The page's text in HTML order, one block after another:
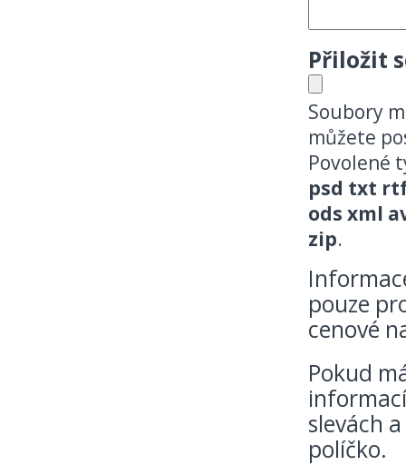
Přiložit
Soubory
můžete
Povolené
psd txt
ods xml
zip.
pouze
cenové
Pokud
slevách
políčko.